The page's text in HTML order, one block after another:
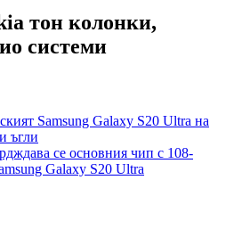
тон колонки,
системи
Samsung Galaxy S20 Ultra на
ъгли
се основния чип с 108-
Galaxy S20 Ultra